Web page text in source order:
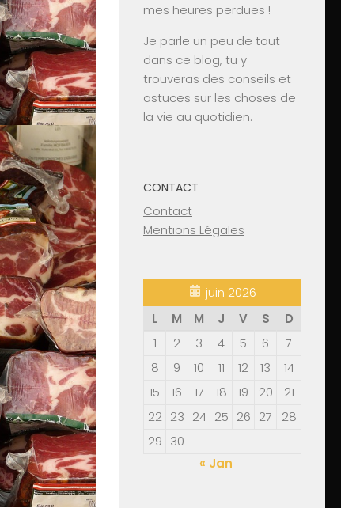
mes heures perdues !
Je parle un peu de tout
dans ce blog, tu y
trouveras des conseils et
astuces sur les choses de
la vie au quotidien.
CONTACT
Contact
Mentions Légales
juin 2026
L
M M J V S
D
1
2 3 4 5 6
7
8
9 10 11 12 13
14
15
16 17 18 19 20
21
22 23 24 25 26 27
28
29 30
« Jan